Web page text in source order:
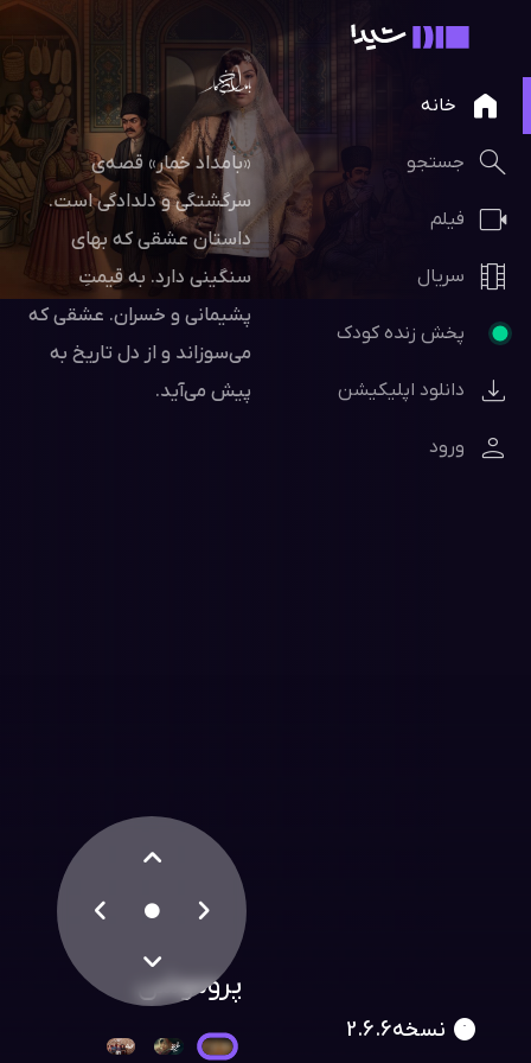
خانه
جستجو
فیلم
سریال
پخش زنده کودک
دانلود اپلیکیشن
ورود
 نسخه2.6.6



 
«بامداد خمار» قصه‌ی
سرگشتگی و دلدادگی‌ است.
داستان عشقی که بهای
سنگینی دارد. به قیمتِ
پشیمانی و خسران. عشقی که
می‌سوزاند و از دل تاریخ به
پیش می‌آید.
پروموشن